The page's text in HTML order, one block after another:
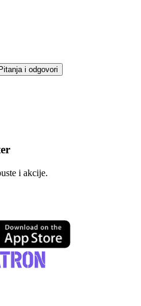
Pitanja i odgovori
i akcije.